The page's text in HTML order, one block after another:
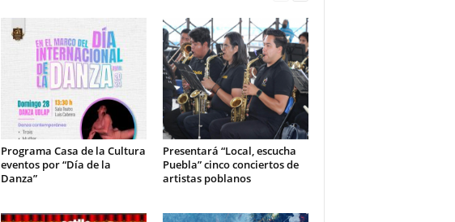
Programa Casa de la Cultura
eventos por “Día de la
Danza”
Presentará “Local, escucha
Puebla” cinco conciertos de
artistas poblanos